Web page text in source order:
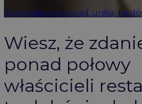
Skorzystaj z ich porad, unikaj
Wiesz, że
ponad połowy
właścicieli